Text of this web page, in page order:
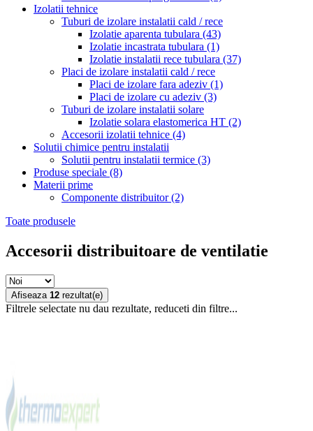
Izolatii tehnice
Tuburi de izolare instalatii cald / rece
Izolatie aparenta tubulara (43)
Izolatie incastrata tubulara (1)
Izolatie instalatii rece tubulara (37)
Placi de izolare instalatii cald / rece
Placi de izolare fara adeziv (1)
Placi de izolare cu adeziv (3)
Tuburi de izolare instalatii solare
Izolatie solara elastomerica HT (2)
Accesorii izolatii tehnice (4)
Solutii chimice pentru instalatii
Solutii pentru instalatii termice (3)
Produse speciale (8)
Materii prime
Componente distribuitor(2)
Toate produsele
Accesorii distribuitoare de ventilatie
Afiseaza 12 rezultat(e)
Filtrele selectate nu dau rezultate, reduceti din filtre...